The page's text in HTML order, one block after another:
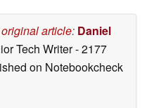
original article: Daniel
Tech Writer- 2177
on Notebookcheck